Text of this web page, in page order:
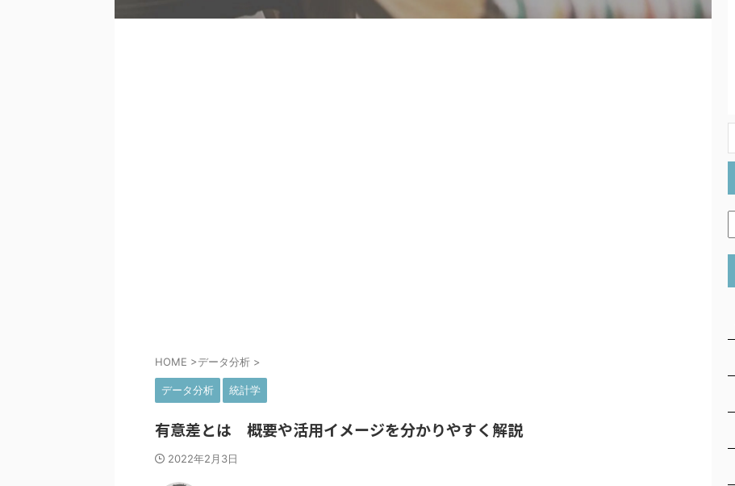
HOME >データ分析 >
データ分析 統計学
有意差とは 概要や活用イメージを分かりやすく解説
2022年2月3日